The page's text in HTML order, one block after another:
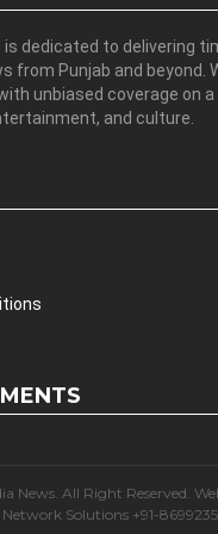
is dedicated to delivering
from Punjab and beyond.
unbiased coverage on
and culture.
News. All Right Reserved.
Network Solutions +91-